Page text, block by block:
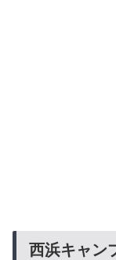
西浜キャン